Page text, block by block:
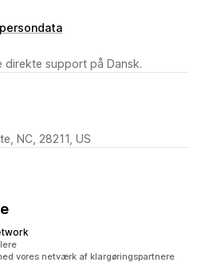
direkte support på Dansk.
NC, 28211, US
vores netværk af klargøringspartnere